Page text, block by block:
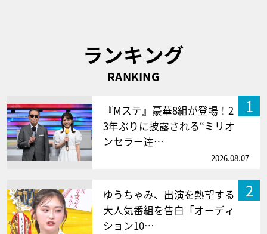
ランキング
RANKING
1
『Mステ』豪華8組が登場！2
3年ぶりに披露される“ミリオ
ンセラー達…
2026.08.07
2
ゆうちゃみ、出演を熱望する
大人気番組を告白「オーディ
ション10…